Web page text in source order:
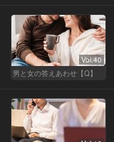
Vol.40
男と女の答えあわせ【Q】